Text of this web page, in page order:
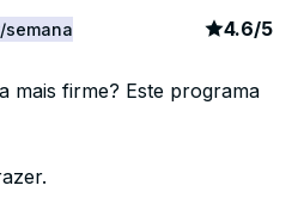
semana article
4.6/5
mais firme? Este programa